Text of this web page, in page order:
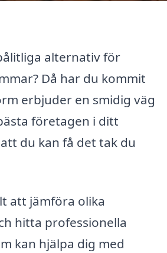
alternativ för
Då har du kommit
erbjuder en smidig väg
företagen i ditt
du kan få det tak du
att jämföra olika
hitta professionella
kan hjälpa dig med